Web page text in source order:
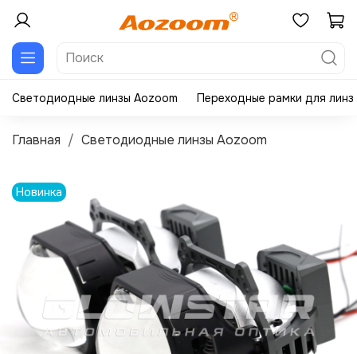
Светодиодные линзы Aozoom Переходные рамки для линз
Главная Светодиодные линзы Aozoom
Новинка